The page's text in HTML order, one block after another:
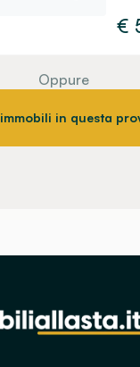
€
Oppure
in questa